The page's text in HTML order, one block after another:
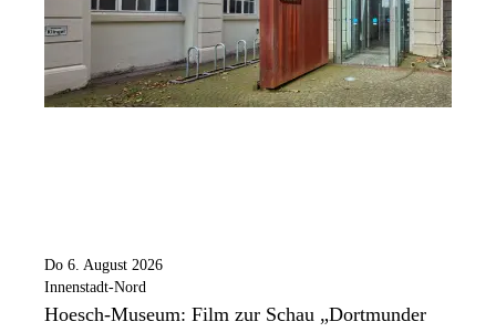
Do 6. August 2026
Innenstadt-Nord
Hoesch-Museum: Film zur Schau „Dortmunder